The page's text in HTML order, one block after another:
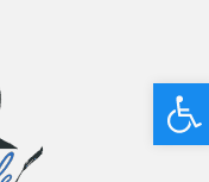
Deschide bara de unelte